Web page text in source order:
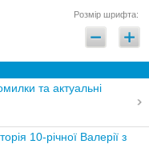
Розмір шрифта:
та актуальні
10-річної Валерії з